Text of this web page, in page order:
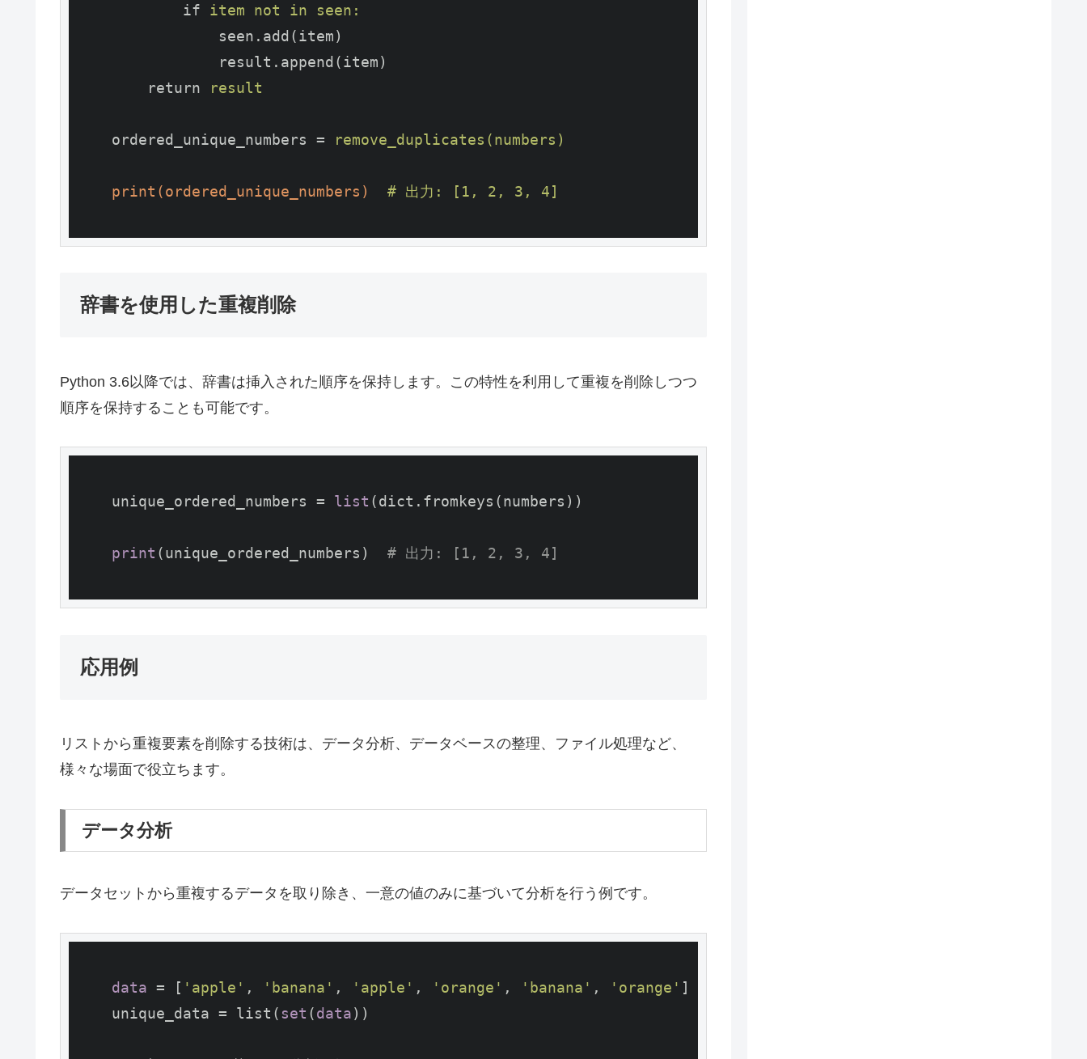
if
item not in seen:
seen.add(item)
result.append(item)
return
result
ordered_unique_numbers = remove_duplicates(numbers)
print(ordered_unique_numbers) # 出力: [1, 2, 3, 4]
辞書を使用した重複削除
Python 3.6以降では、辞書は挿入された順序を保持します。この特性を利用して重複を削除しつつ
順序を保持することも可能です。
    unique_ordered_numbers =
list (dict.fromkeys(numbers))
print (unique_ordered_numbers) # 出力: [1, 2, 3, 4]
応用例
リストから重複要素を削除する技術は、データ分析、データベースの整理、ファイル処理など、
様々な場面で役立ちます。
データ分析
データセットから重複するデータを取り除き、一意の値のみに基づいて分析を行う例です。
data = [ 'apple' , 'banana' , 'apple' , 'orange' , 'banana' , 'orange' ]
    unique_data = list(
set (data))